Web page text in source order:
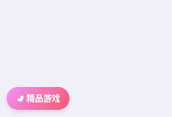
🚽 精品游戏